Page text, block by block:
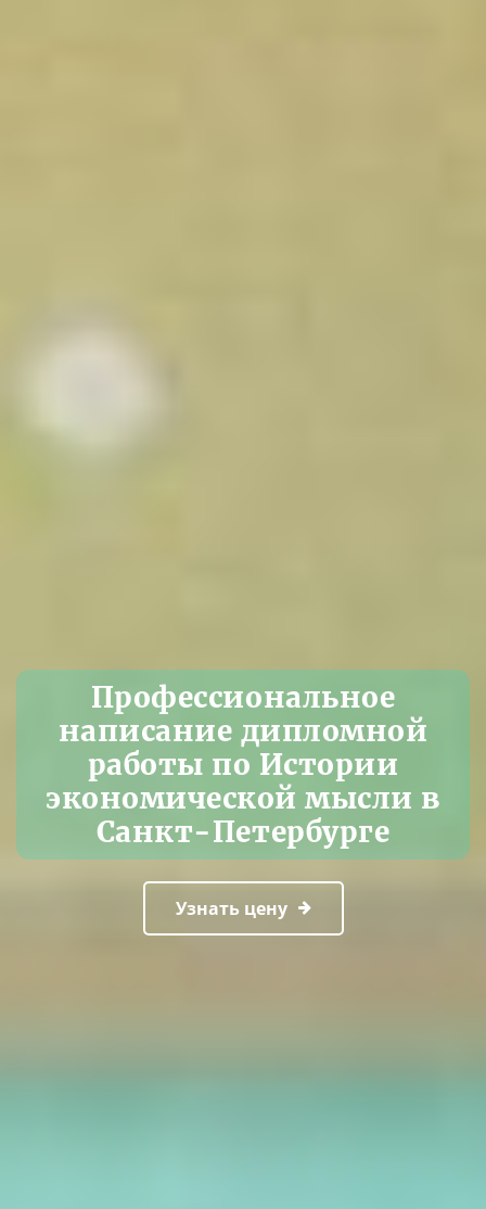
Профессиональное
написание дипломной
работы по Истории
экономической мысли в
Санкт-Петербурге
Узнать цену